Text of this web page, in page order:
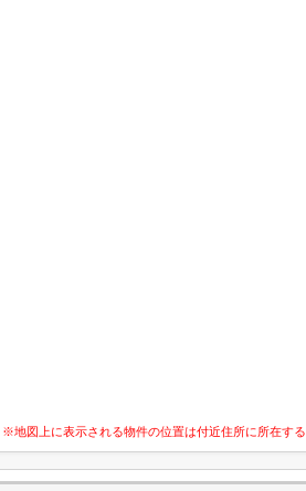
※地図上に表示される物件の位置は付近住所に所在す